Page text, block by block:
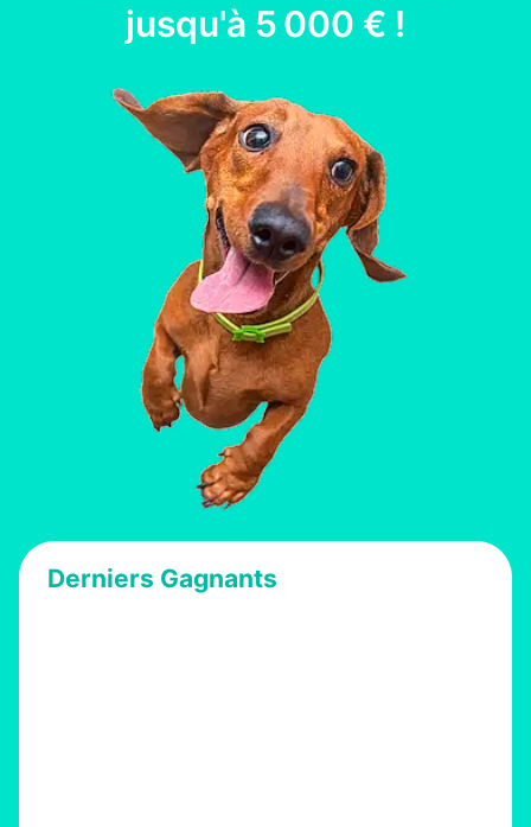
jusqu'à 5 000 € !
Derniers Gagnants